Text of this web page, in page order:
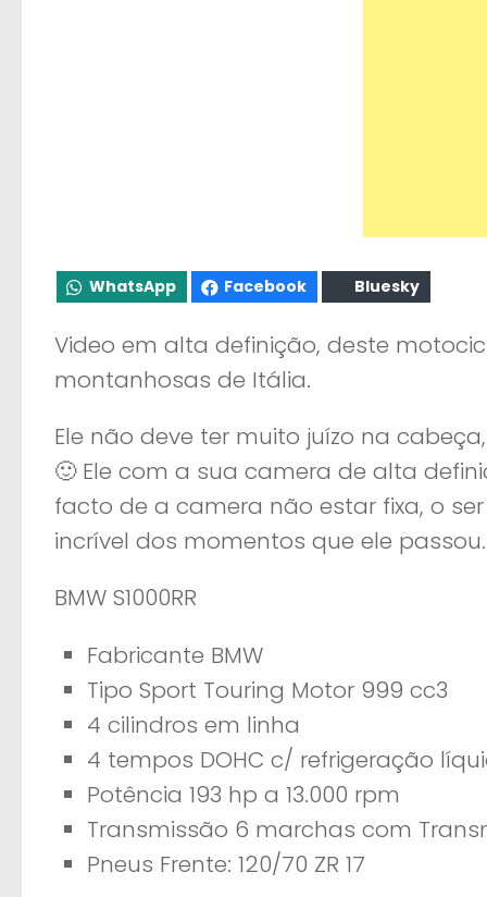
WhatsApp Facebook Bluesky
Video em alta definição, deste
montanhosas de Itália.
Ele não deve ter muito juízo na
🙂 Ele com a sua camera de alta
facto de a camera não estar fixa, o
incrível dos momentos que ele passou.
BMW S1000RR
Fabricante BMW
Tipo Sport Touring Motor 999 cc3
4 cilindros em linha
4 tempos DOHC c/ refrigeração
Potência 193 hp a 13.000 rpm
Transmissão 6 marchas com
Pneus Frente: 120/70 ZR 17